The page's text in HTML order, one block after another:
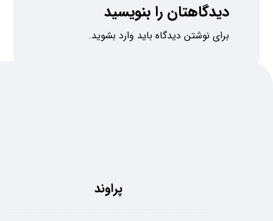
دیدگاهتان را بنویسید
برای نوشتن دیدگاه باید وارد بشوید.
پراوند